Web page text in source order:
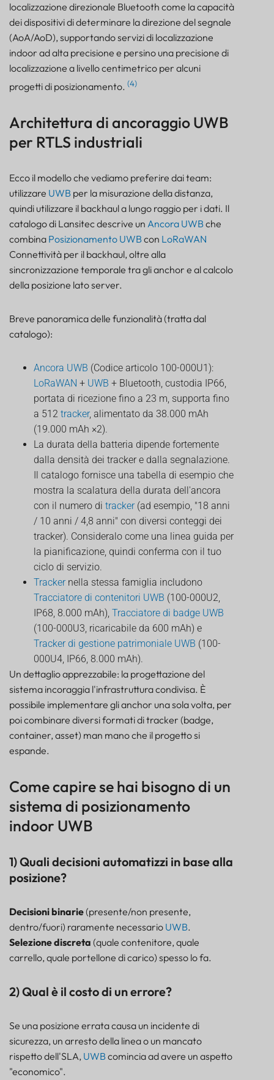
localizzazione direzionale Bluetooth come la capacità
dei dispositivi di determinare la direzione del segnale
(AoA/AoD), supportando servizi di localizzazione
indoor ad alta precisione e persino una precisione di
localizzazione a livello centimetrico per alcuni
progetti di posizionamento. (4)
Architettura di ancoraggio UWB
per RTLS industriali
Ecco il modello che vediamo preferire dai team:
utilizzare UWB per la misurazione della distanza,
quindi utilizzare il backhaul a lungo raggio per i dati. Il
catalogo di Lansitec descrive un Ancora UWB che
combina Posizionamento UWB con LoRaWAN
Connettività per il backhaul, oltre alla
sincronizzazione temporale tra gli anchor e al calcolo
della posizione lato server.
Breve panoramica delle funzionalità (tratta dal
catalogo):
Ancora UWB (Codice articolo 100-000U1):
LoRaWAN + UWB + Bluetooth, custodia IP66,
portata di ricezione fino a 23 m, supporta fino
a 512 tracker, alimentato da 38.000 mAh
(19.000 mAh ×2).
La durata della batteria dipende fortemente
dalla densità dei tracker e dalla segnalazione.
Il catalogo fornisce una tabella di esempio che
mostra la scalatura della durata dell'ancora
con il numero di tracker(ad esempio, "18 anni
/ 10 anni / 4,8 anni" con diversi conteggi dei
tracker). Consideralo come una linea guida per
la pianificazione, quindi conferma con il tuo
ciclo di servizio.
Trackernella stessa famiglia includono
Tracciatore di contenitori UWB (100-000U2,
IP68, 8.000 mAh), Tracciatore di badge UWB
(100-000U3, ricaricabile da 600 mAh) e
Tracker di gestione patrimoniale UWB (100-
000U4, IP66, 8.000 mAh).
Un dettaglio apprezzabile: la progettazione del
sistema incoraggia l'infrastruttura condivisa. È
possibile implementare gli anchor una sola volta, per
poi combinare diversi formati di tracker (badge,
container, asset) man mano che il progetto si
espande.
Come capire se hai bisogno di un
sistema di posizionamento
indoor UWB
1) Quali decisioni automatizzi in base alla
posizione?
Decisioni binarie(presente/non presente,
dentro/fuori) raramente necessario UWB.
Selezione discreta (quale contenitore, quale
carrello, quale portellone di carico) spesso lo fa.
2) Qual è il costo di un errore?
Se una posizione errata causa un incidente di
sicurezza, un arresto della linea o un mancato
rispetto dell'SLA, UWB comincia ad avere un aspetto
"economico".